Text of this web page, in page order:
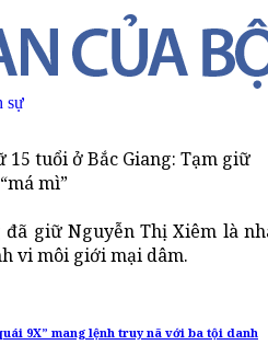
sự
tuổi ở Bắc Giang: Tạm giữ
mì”
đã giữ Nguyễn Thị Xiêm là
vi môi giới mại dâm.
9X” mang lệnh truy nã với ba tội danh